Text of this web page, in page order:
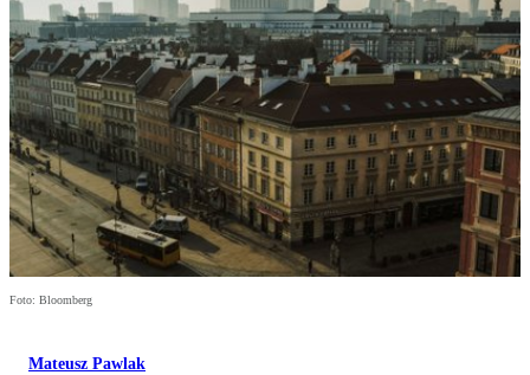
Foto: Bloomberg
Mateusz Pawlak